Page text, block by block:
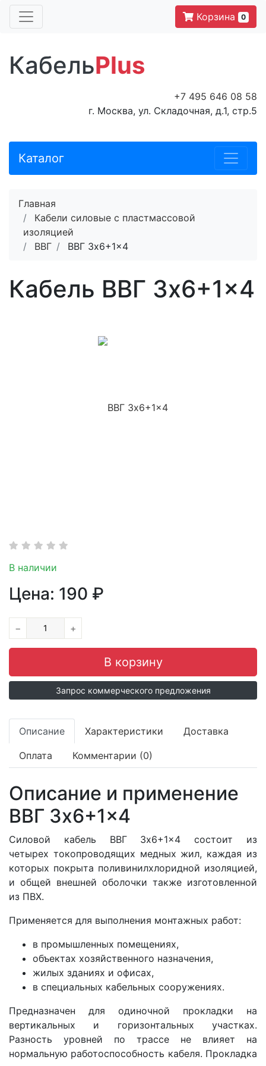
Корзина 0
КабельPlus
+7 495 646 08 58
г. Москва, ул. Складочная, д.1, стр.5
Каталог
Главная
Кабели силовые с пластмассовой
изоляцией
ВВГ
ВВГ 3x6+1x4
Кабель ВВГ 3x6+1x4
В наличии
Цена: 190 ₽
− +
Запрос коммерческого предложения
Описание Характеристики Доставка
Оплата Комментарии (0)
Описание и применение
ВВГ 3x6+1x4
Силовой кабель ВВГ 3x6+1x4 состоит из
четырех токопроводящих медных жил, каждая из
которых покрыта поливинилхлоридной изоляцией,
и общей внешней оболочки также изготовленной
из ПВХ.
Применяется для выполнения монтажных работ:
в промышленных помещениях,
объектах хозяйственного назначения,
жилых зданиях и офисах,
в специальных кабельных сооружениях.
Предназначен для одиночной прокладки на
вертикальных и горизонтальных участках.
Разность уровней по трассе не влияет на
нормальную работоспособность кабеля. Прокладка